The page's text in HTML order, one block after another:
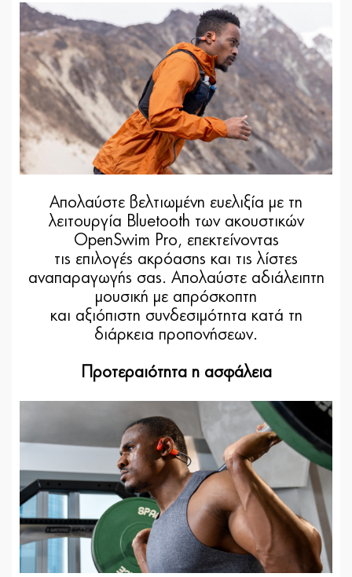
Απολαύστε βελτιωμένη ευελιξία με τη
λειτουργία Bluetooth των ακουστικών
OpenSwim Pro, επεκτείνοντας
τις επιλογές ακρόασης και τις λίστες
αναπαραγωγής σας. Απολαύστε αδιάλειπτη
μουσική με απρόσκοπτη
και αξιόπιστη συνδεσιμότητα κατά τη
διάρκεια προπονήσεων.
Προτεραιότητα η ασφάλεια